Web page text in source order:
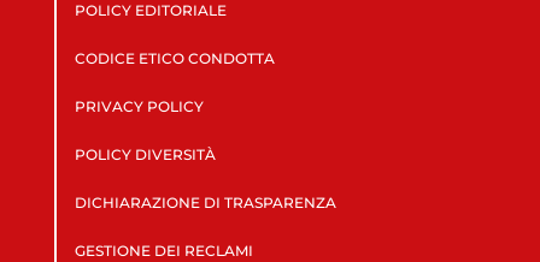
POLICY EDITORIALE
CODICE ETICO CONDOTTA
PRIVACY POLICY
POLICY DIVERSITÀ
DICHIARAZIONE DI TRASPARENZA
GESTIONE DEI RECLAMI